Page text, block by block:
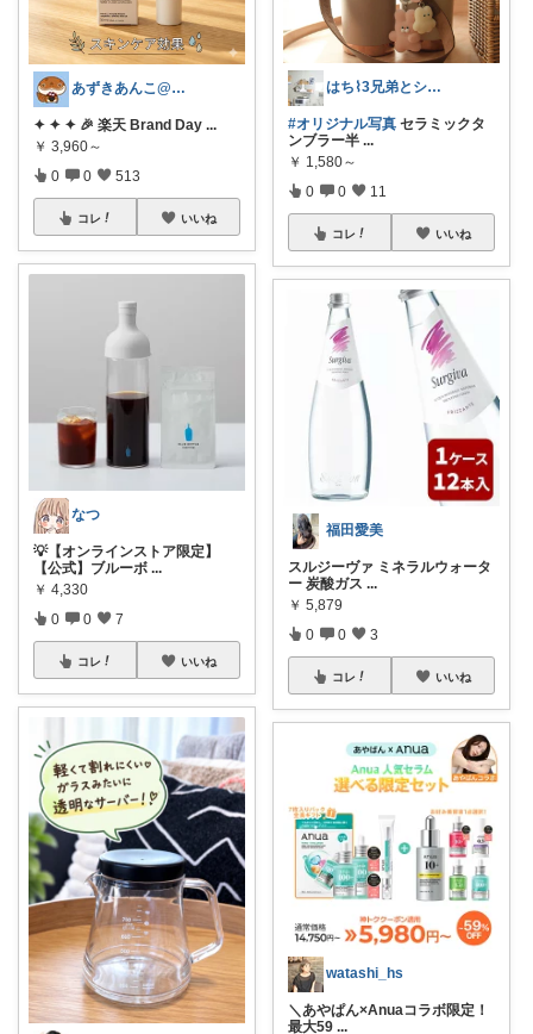
あずきあんこ@ぷち美容＆育児＆時短専門
✦ ✦ ✦ 🎉 楽天 Brand Day ...
￥ 3,960～
0 0 513
コレ いいね
なつ
💡【オンラインストア限定】
【公式】ブルーボ ...
￥ 4,330
0 0 7
コレ いいね
はち⌇3兄弟とシンプルな暮らし
#オリジナル写真 セラミックタ
ンブラー半 ...
￥ 1,580～
0 0 11
コレ いいね
福田愛美
スルジーヴァ ミネラルウォータ
ー 炭酸ガス ...
￥ 5,879
0 0 3
コレ いいね
watashi_hs
＼あやぱん×Anuaコラボ限定！
最大59 ...